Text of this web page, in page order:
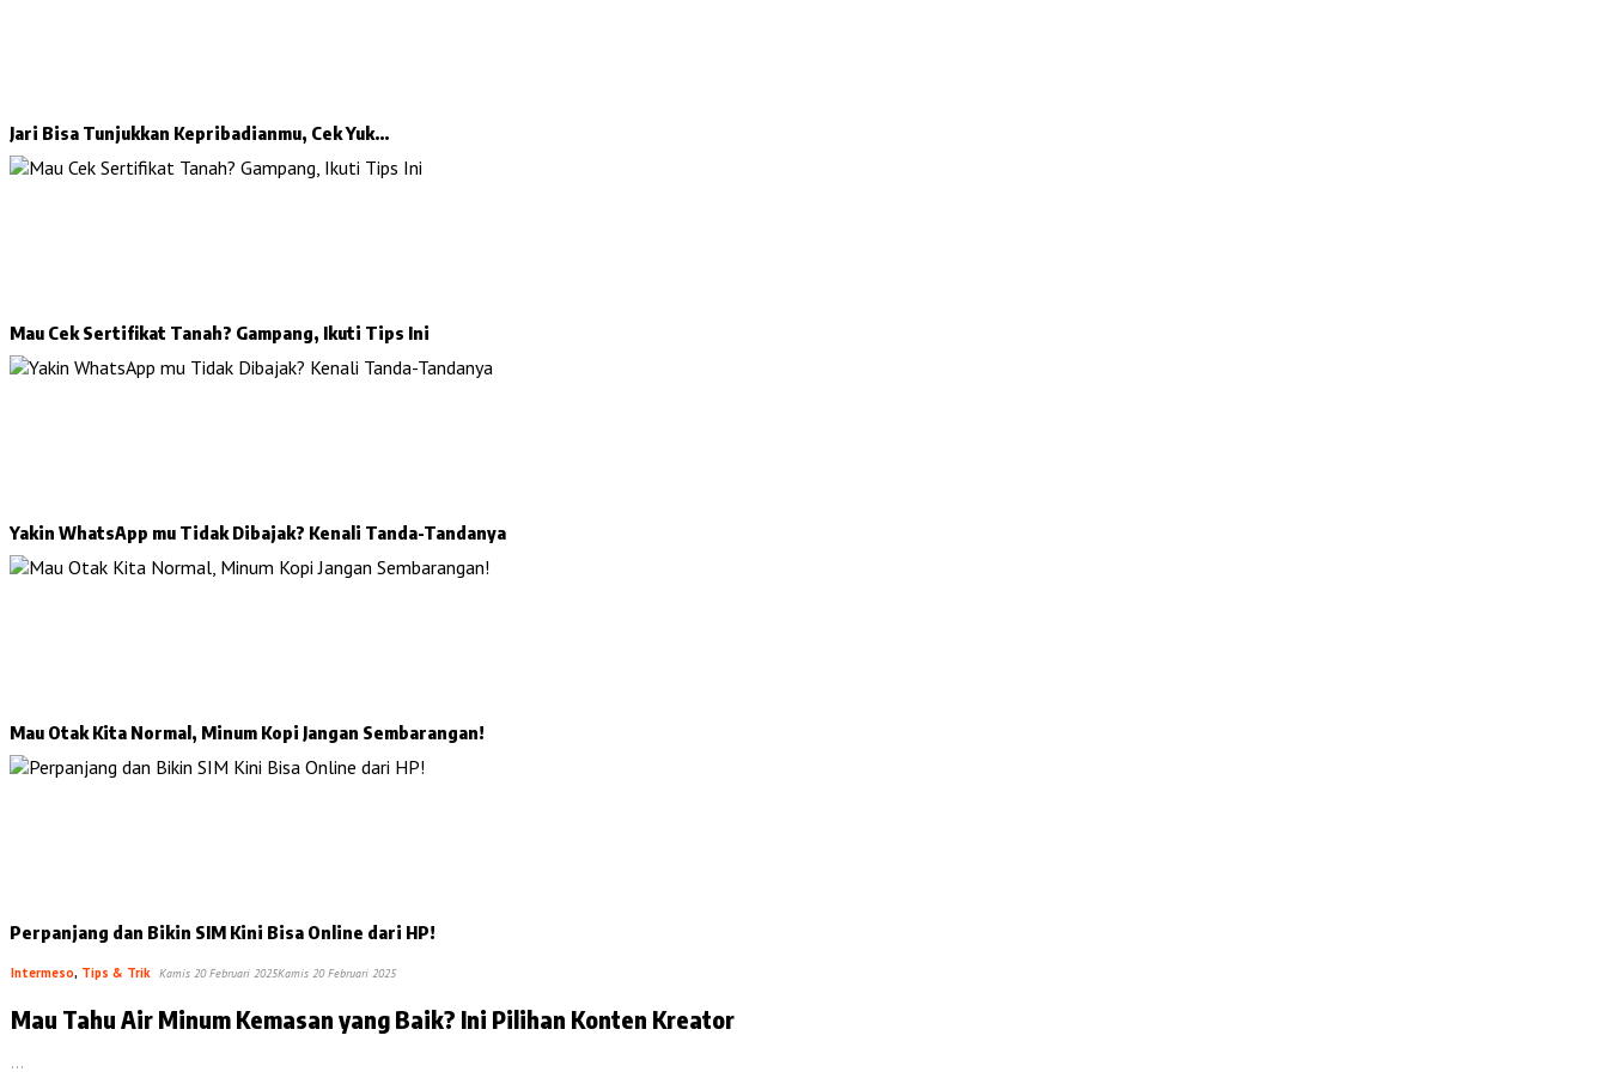
Jari Bisa Tunjukkan Kepribadianmu, Cek Yuk…
Mau Cek Sertifikat Tanah? Gampang, Ikuti Tips Ini
Yakin WhatsApp mu Tidak Dibajak? Kenali Tanda-Tandanya
Mau Otak Kita Normal, Minum Kopi Jangan Sembarangan!
Perpanjang dan Bikin SIM Kini Bisa Online dari HP!
Intermeso, Tips & Trik Kamis 20 Februari 2025Kamis 20 Februari 2025
Mau Tahu Air Minum Kemasan yang Baik? Ini Pilihan Konten Kreator
…